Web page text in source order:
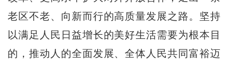
老区不老、向新而行的高质量发展之路。坚持
以满足人民日益增长的美好生活需要为根本目
的，推动人的全面发展、全体人民共同富裕迈